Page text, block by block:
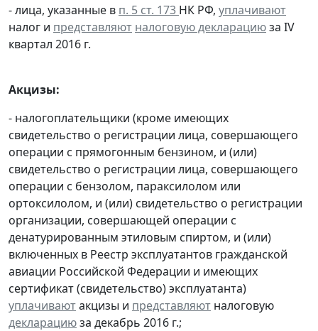
- лица, указанные в п. 5 ст. 173 НК РФ, уплачивают
налог и представляют налоговую декларациюза IV
квартал 2016 г.
Акцизы:
- налогоплательщики (кроме имеющих
свидетельство о регистрации лица, совершающего
операции с прямогонным бензином, и (или)
свидетельство о регистрации лица, совершающего
операции с бензолом, параксилолом или
ортоксилолом, и (или) свидетельство о регистрации
организации, совершающей операции с
денатурированным этиловым спиртом, и (или)
включенных в Реестр эксплуатантов гражданской
авиации Российской Федерации и имеющих
сертификат (свидетельство) эксплуатанта)
уплачиваютакцизы и представляют налоговую
декларациюза декабрь 2016 г.;